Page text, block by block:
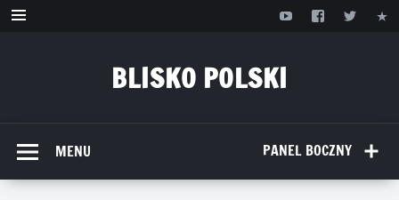
Przejdź
BLISKO POLSKI
PANEL BOCZNY
MENU